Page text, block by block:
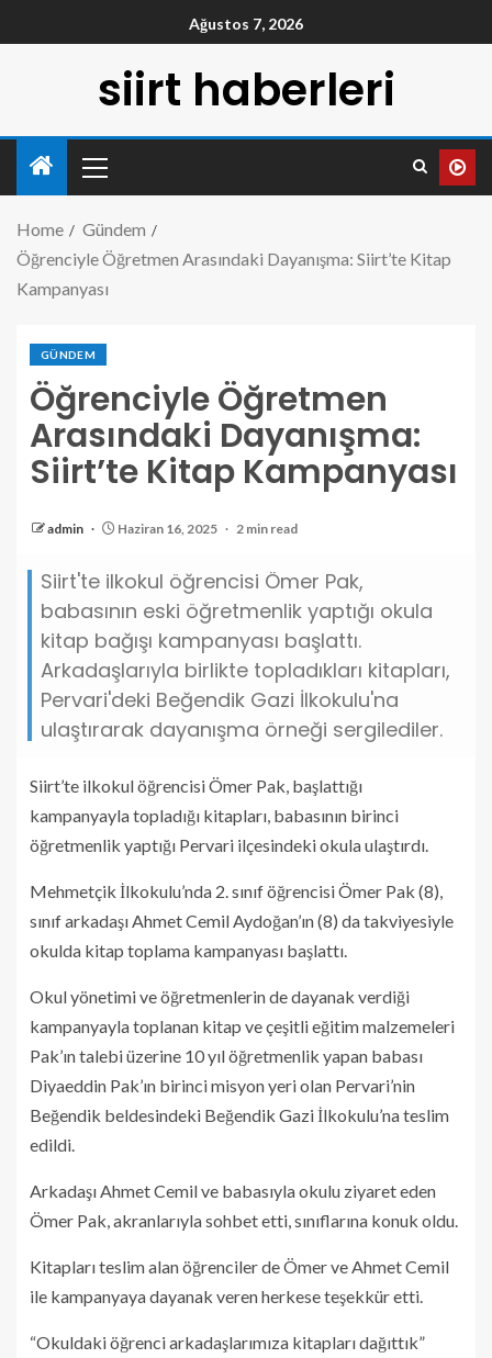
Ağustos 7, 2026
siirt haberleri
Home
Gündem
Öğrenciyle Öğretmen Arasındaki Dayanışma: Siirt’te Kitap
Kampanyası
GÜNDEM
Öğrenciyle Öğretmen
Arasındaki Dayanışma:
Siirt’te Kitap Kampanyası
admin Haziran 16, 2025 2 min read
Siirt'te ilkokul öğrencisi Ömer Pak,
babasının eski öğretmenlik yaptığı okula
kitap bağışı kampanyası başlattı.
Arkadaşlarıyla birlikte topladıkları kitapları,
Pervari'deki Beğendik Gazi İlkokulu'na
ulaştırarak dayanışma örneği sergilediler.
Siirt’te ilkokul öğrencisi Ömer Pak, başlattığı
kampanyayla topladığı kitapları, babasının birinci
öğretmenlik yaptığı Pervari ilçesindeki okula ulaştırdı.
Mehmetçik İlkokulu’nda 2. sınıf öğrencisi Ömer Pak (8),
sınıf arkadaşı Ahmet Cemil Aydoğan’ın (8) da takviyesiyle
okulda kitap toplama kampanyası başlattı.
Okul yönetimi ve öğretmenlerin de dayanak verdiği
kampanyayla toplanan kitap ve çeşitli eğitim malzemeleri
Pak’ın talebi üzerine 10 yıl öğretmenlik yapan babası
Diyaeddin Pak’ın birinci misyon yeri olan Pervari’nin
Beğendik beldesindeki Beğendik Gazi İlkokulu’na teslim
edildi.
Arkadaşı Ahmet Cemil ve babasıyla okulu ziyaret eden
Ömer Pak, akranlarıyla sohbet etti, sınıflarına konuk oldu.
Kitapları teslim alan öğrenciler de Ömer ve Ahmet Cemil
ile kampanyaya dayanak veren herkese teşekkür etti.
“Okuldaki öğrenci arkadaşlarımıza kitapları dağıttık”